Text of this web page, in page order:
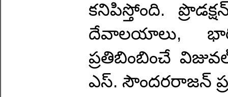
కనిపిస్తోంది.
దేవాలయాలు,
ప్రతిబింబించే
ఎస్. సౌందరరాజన్